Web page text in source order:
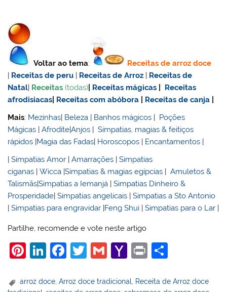
Voltar ao tema: Receitas dearroz doce
| Receitas de peru | Receitas de Arroz | Receitas de
Natal| Receitas (todas) Receitas mágicas
Receitas
afrodisiacas Receitas com abóbora Receitas de canja
Mais: Mezinhas| Beleza | Banhos mágicos | Poções
Mágicas |Afrodite|Anjos |Simpatias, magias & feitiços
rápidos |Magia das Fadas| Horoscopos | Encantamentos |
|Simpatias Amor |Amarrações |Simpatias
ciganas |Wicca |Simpatias & magias egípcias |Amuletos &
Talismãs|Simpatias a Iemanjá |Simpatias Dinheiro &
Prosperidade |Simpatias angelicais |Simpatias a Sto Antonio
|Simpatias para engravidar Feng Shui |Simpatias para o Lar
Partilhe, recomende e vote neste artigo
Pi
er
Li
k
F
c
T
itt
G
ai
Y
h
Pr
t
ar
arroz doce ,Arroz doce tradicional
Receita de Arroz doce